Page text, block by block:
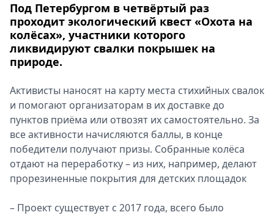
Под Петербургом в четвёртый раз
проходит экологический квест «Охота на
колёсах», участники которого
ликвидируют свалки покрышек на
природе.
Активисты наносят на карту места стихийных свалок
и помогают организаторам в их доставке до
пунктов приёма или отвозят их самостоятельно. За
все активности начисляются баллы, в конце
победители получают призы. Собранные колёса
отдают на переработку – из них, например, делают
прорезиненные покрытия для детских площадок
– Проект существует с 2017 года, всего было